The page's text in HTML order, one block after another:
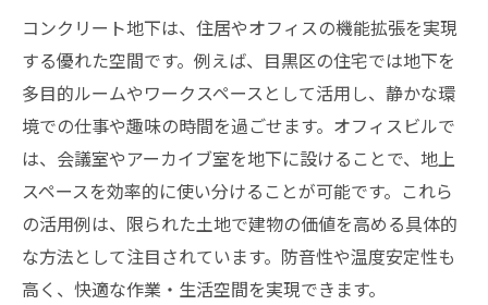
コンクリート地下は、住居やオフィスの機能拡張を実現
する優れた空間です。例えば、目黒区の住宅では地下を
多目的ルームやワークスペースとして活用し、静かな環
境での仕事や趣味の時間を過ごせます。オフィスビルで
は、会議室やアーカイブ室を地下に設けることで、地上
スペースを効率的に使い分けることが可能です。これら
の活用例は、限られた土地で建物の価値を高める具体的
な方法として注目されています。防音性や温度安定性も
高く、快適な作業・生活空間を実現できます。